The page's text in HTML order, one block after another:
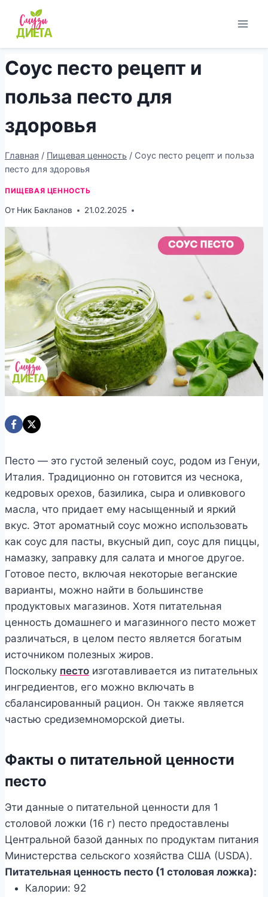
Перейти
содержимому
Соус песто рецепт и
польза песто для
здоровья
Главная / Пищевая ценность / Соус песто рецепт и польза
песто для здоровья
ПИЩЕВАЯ ЦЕННОСТЬ
От Ник Бакланов 21.02.2025
Песто — это густой зеленый соус, родом из Генуи,
Италия. Традиционно он готовится из чеснока,
кедровых орехов, базилика, сыра и оливкового
масла, что придает ему насыщенный и яркий
вкус. Этот ароматный соус можно использовать
как соус для пасты, вкусный дип, соус для пиццы,
намазку, заправку для салата и многое другое.
Готовое песто, включая некоторые веганские
варианты, можно найти в большинстве
продуктовых магазинов. Хотя питательная
ценность домашнего и магазинного песто может
различаться, в целом песто является богатым
источником полезных жиров.
Поскольку песто изготавливается из питательных
ингредиентов, его можно включать в
сбалансированный рацион. Он также является
частью средиземноморской диеты.
Факты о питательной ценности
песто
Эти данные о питательной ценности для 1
столовой ложки (16 г) песто предоставлены
Центральной базой данных по продуктам питания
Министерства сельского хозяйства США (USDA).
Питательная ценность песто (1 столовая ложка):
Калории: 92